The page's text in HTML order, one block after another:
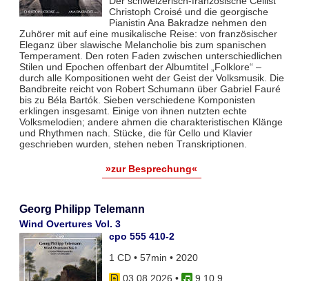
Christoph Croisé und die georgische
Pianistin Ana Bakradze nehmen den
Zuhörer mit auf eine musikalische Reise: von französischer
Eleganz über slawische Melancholie bis zum spanischen
Temperament. Den roten Faden zwischen unterschiedlichen
Stilen und Epochen offenbart der Albumtitel „Folklore“ –
durch alle Kompositionen weht der Geist der Volksmusik. Die
Bandbreite reicht von Robert Schumann über Gabriel Fauré
bis zu Béla Bartók. Sieben verschiedene Komponisten
erklingen insgesamt. Einige von ihnen nutzten echte
Volksmelodien; andere ahmen die charakteristischen Klänge
und Rhythmen nach. Stücke, die für Cello und Klavier
geschrieben wurden, stehen neben Transkriptionen.
»zur Besprechung«
Georg Philipp Telemann
Wind Overtures Vol. 3
cpo 555 410-2
1 CD • 57min • 2020
03.08.2026 •
9 10 9